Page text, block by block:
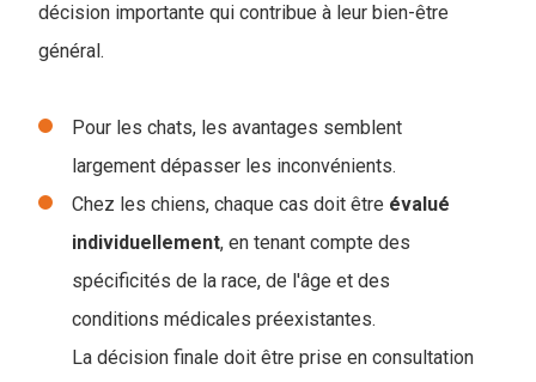
décision importante qui contribue à leur bien-être
général.
Pour les chats, les avantages semblent
largement dépasser les inconvénients.
Chez les chiens, chaque cas doit être évalué
individuellement, en tenant compte des
spécificités de la race, de l'âge et des
conditions médicales préexistantes.
La décision finale doit être prise en consultation